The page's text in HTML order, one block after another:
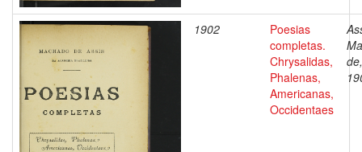
1902
Poesias
completas.
Chrysalidas,
Phalenas,
Americanas,
Occidentaes